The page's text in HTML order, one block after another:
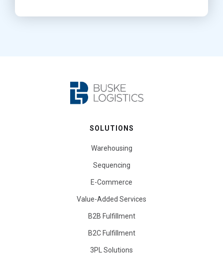
SOLUTIONS
Warehousing
Sequencing
E-Commerce
Value-Added Services
B2B Fulfillment
B2C Fulfillment
3PL Solutions